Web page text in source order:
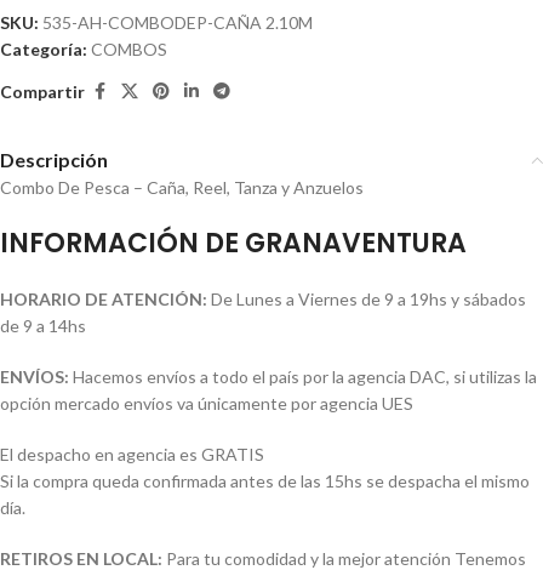
SKU: 535-AH-COMBODEP-CAÑA 2.10M
Categoría: COMBOS
Compartir
Descripción
Combo De Pesca – Caña, Reel, Tanza y Anzuelos
INFORMACIÓN DE GRANAVENTURA
HORARIO DE ATENCIÓN: De Lunes a Viernes de 9 a 19hs y sábados
de 9 a 14hs
ENVÍOS: Hacemos envíos a todo el país por la agencia DAC, si utilizas la
opción mercado envíos va únicamente por agencia UES
El despacho en agencia es GRATIS
Si la compra queda confirmada antes de las 15hs se despacha el mismo
día.
RETIROS EN LOCAL: Para tu comodidad y la mejor atención Tenemos